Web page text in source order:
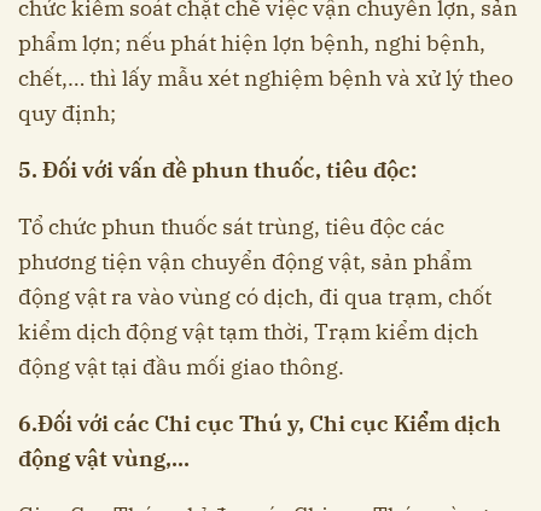
chức kiểm soát chặt chẽ việc vận chuyển lợn, sản
phẩm lợn; nếu phát hiện lợn bệnh, nghi bệnh,
chết,… thì lấy mẫu xét nghiệm bệnh và xử lý theo
quy định;
5. Đối với vấn đề phun thuốc, tiêu độc:
Tổ chức phun thuốc sát trùng, tiêu độc các
phương tiện vận chuyển động vật, sản phẩm
động vật ra vào vùng có dịch, đi qua trạm, chốt
kiểm dịch động vật tạm thời, Trạm kiểm dịch
động vật tại đầu mối giao thông.
6.Đối với các Chi cục Thú y, Chi cục Kiểm dịch
động vật vùng,…